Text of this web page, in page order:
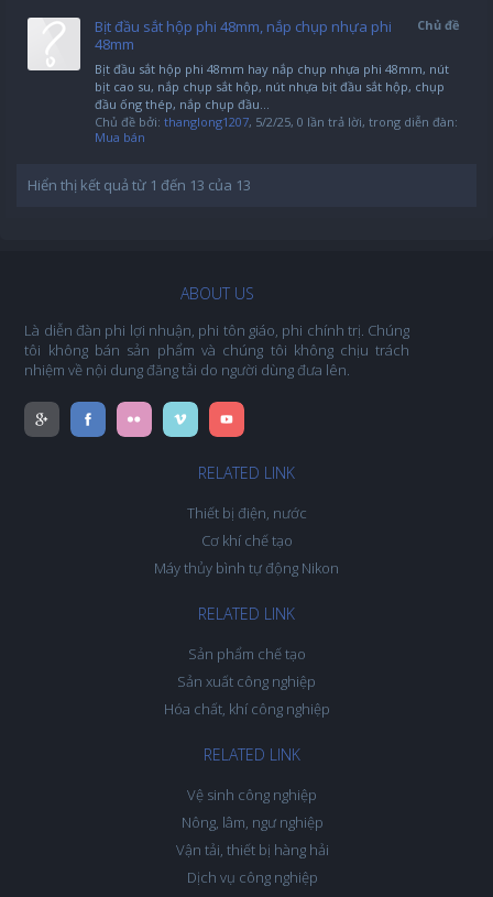
Chủ đề
Bịt đầu sắt hộp phi 48mm, nắp chụp nhựa phi
48mm
Bịt đầu sắt hộp phi 48mm hay nắp chụp nhựa phi 48mm, nút
bịt cao su, nắp chụp sắt hộp, nút nhựa bịt đầu sắt hộp, chụp
đầu ống thép, nắp chụp đầu...
Chủ đề bởi: thanglong1207, 5/2/25, 0 lần trả lời, trong diễn đàn:
Mua bán
Hiển thị kết quả từ 1 đến 13 của 13
ABOUT US
Là diễn đàn phi lợi nhuận, phi tôn giáo, phi chính trị. Chúng
tôi không bán sản phẩm và chúng tôi không chịu trách
nhiệm về nội dung đăng tải do người dùng đưa lên.
RELATED LINK
Thiết bị điện, nước
Cơ khí chế tạo
Máy thủy bình tự động Nikon
RELATED LINK
Sản phẩm chế tạo
Sản xuất công nghiệp
Hóa chất, khí công nghiệp
RELATED LINK
Vệ sinh công nghiệp
Nông, lâm, ngư nghiệp
Vận tải, thiết bị hàng hải
Dịch vụ công nghiệp